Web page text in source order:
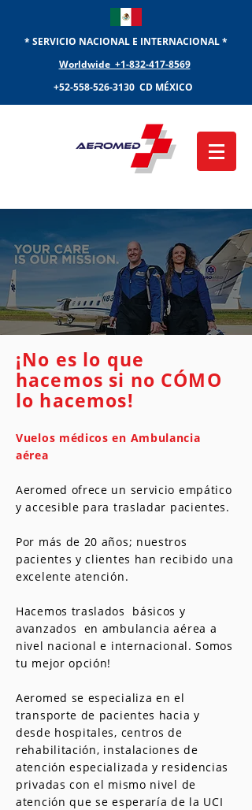
* SERVICIO NACIONAL E INTERNACIONAL *
Worldwide +1-832-417-8569
+52-558-526-3130CD MÉXICO
¡No es lo que
hacemos si no CÓMO
lo hacemos!
Vuelos médicos en Ambulancia
aérea
Aeromed ofrece un servicio empático
y accesible para trasladar pacientes.
Por más de 20 años; nuestros
pacientes y clientes han recibido una
excelente atención.
Hacemos traslados básicos y
avanzados en ambulancia aérea a
nivel nacional e internacional. Somos
tu mejor opción!
Aeromed se especializa en el
transporte de pacientes hacia y
desde hospitales, centros de
rehabilitación, instalaciones de
atención especializada y residencias
privadas con el mismo nivel de
atención que se esperaría de la UCI